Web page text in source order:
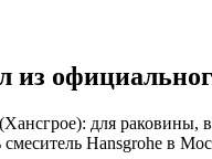
из
для
Hansgrohe в